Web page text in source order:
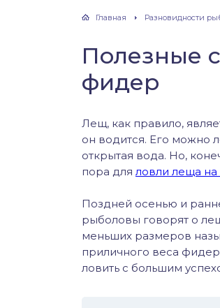
Главная Разновидности
Полезные
фидер
Лещ, как правило,
он водится. Его можно
открытая вода. Но,
пора для ловли леща
Поздней осенью и
рыболовы говорят о
меньших размеров
приличного веса
ловить с большим